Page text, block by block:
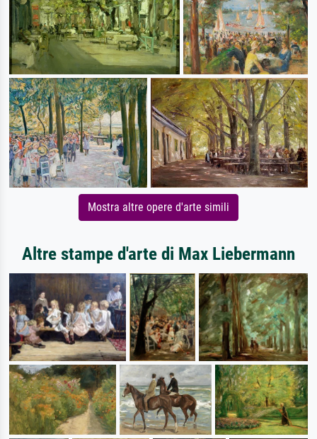
Mostra altre opere d'arte simili
Altre stampe d'arte di Max Liebermann